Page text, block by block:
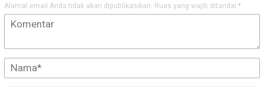
Alamat email Anda tidak akan dipublikasikan. Ruas yang wajib ditandai *